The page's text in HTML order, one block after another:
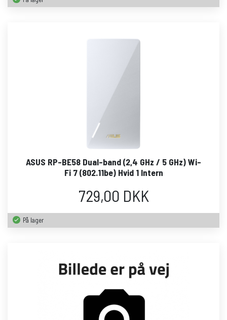
ASUS RP-BE58 Dual-band (2,4 GHz / 5 GHz) Wi-
Fi 7 (802.11be) Hvid 1 Intern
729,00 DKK
På lager